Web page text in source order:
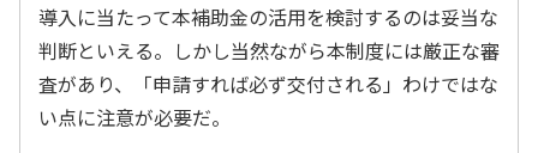
導入に当たって本補助金の活用を検討するのは妥当な
判断といえる。しかし当然ながら本制度には厳正な審
査があり、「申請すれば必ず交付される」わけではな
い点に注意が必要だ。